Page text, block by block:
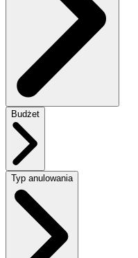
Budżet
Typ anulowania